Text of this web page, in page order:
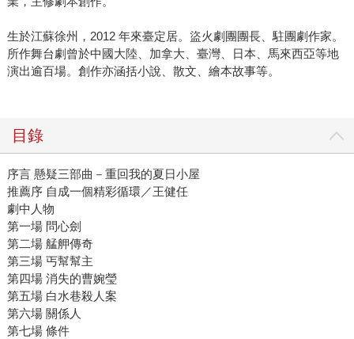
生於江蘇徐州，2012 年來臺定居。盜火劇團團長、駐團劇作家。
所作舞台劇曾於中國大陸、加拿大、臺灣、日本、馬來西亞等地
演出逾百場。創作亦涵括小說、散文、繪本故事等。
目錄
序言 懸疑三部曲－重回我的夏日小屋
推薦序 自成一個精彩循環／王健任
劇中人物
第一場 問心劍
第二場 艋舺傳奇
第三場 丐幫幫主
第四場 消失的曹婉瑩
第五場 白水巷殺人案
第六場 關係人
第七場 條件